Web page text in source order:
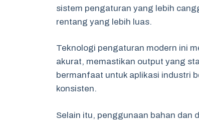
sistem pengaturan yang lebih
rentang yang lebih luas.
Teknologi pengaturan modern ini
akurat, memastikan output yang
bermanfaat untuk aplikasi industri
konsisten.
Selain itu, penggunaan bahan dan